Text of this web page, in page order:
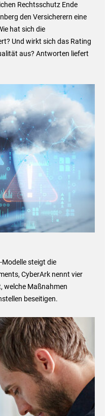
Rechtsschutz Ende
den Versicherern eine
hat sich die
Und wirkt sich das Rating
aus? Antworten liefert
steigt die
CyberArk nennt vier
welche Maßnahmen
beseitigen.